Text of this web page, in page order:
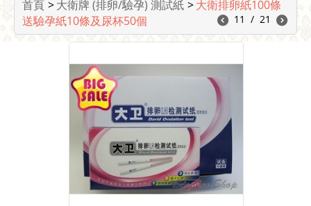
首頁 >大衛牌 (排卵/驗孕) 測試紙 >大衛排卵紙100條
送驗孕紙10條及尿杯50個
11 / 21